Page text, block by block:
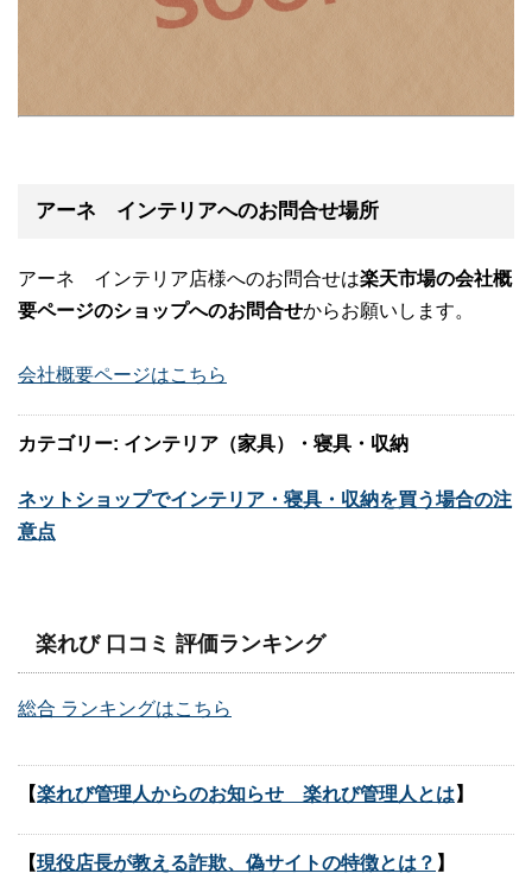
アーネ インテリアへのお問合せ場所
アーネ インテリア店様へのお問合せは楽天市場の会社概
要ページのショップへのお問合せからお願いします。
会社概要ページはこちら
カテゴリー: インテリア（家具）・寝具・収納
ネットショップでインテリア・寝具・収納を買う場合の注
意点
楽れび 口コミ 評価ランキング
総合 ランキングはこちら
【楽れび管理人からのお知らせ 楽れび管理人とは 】
【現役店長が教える詐欺、偽サイトの特徴とは？ 】